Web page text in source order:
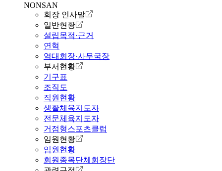
NONSAN
회장 인사말
일반현황
설립목적·근거
연혁
역대회장·사무국장
부서현황
기구표
조직도
직원현황
생활체육지도자
전문체육지도자
거점형스포츠클럽
임원현황
임원현황
회원종목단체회장단